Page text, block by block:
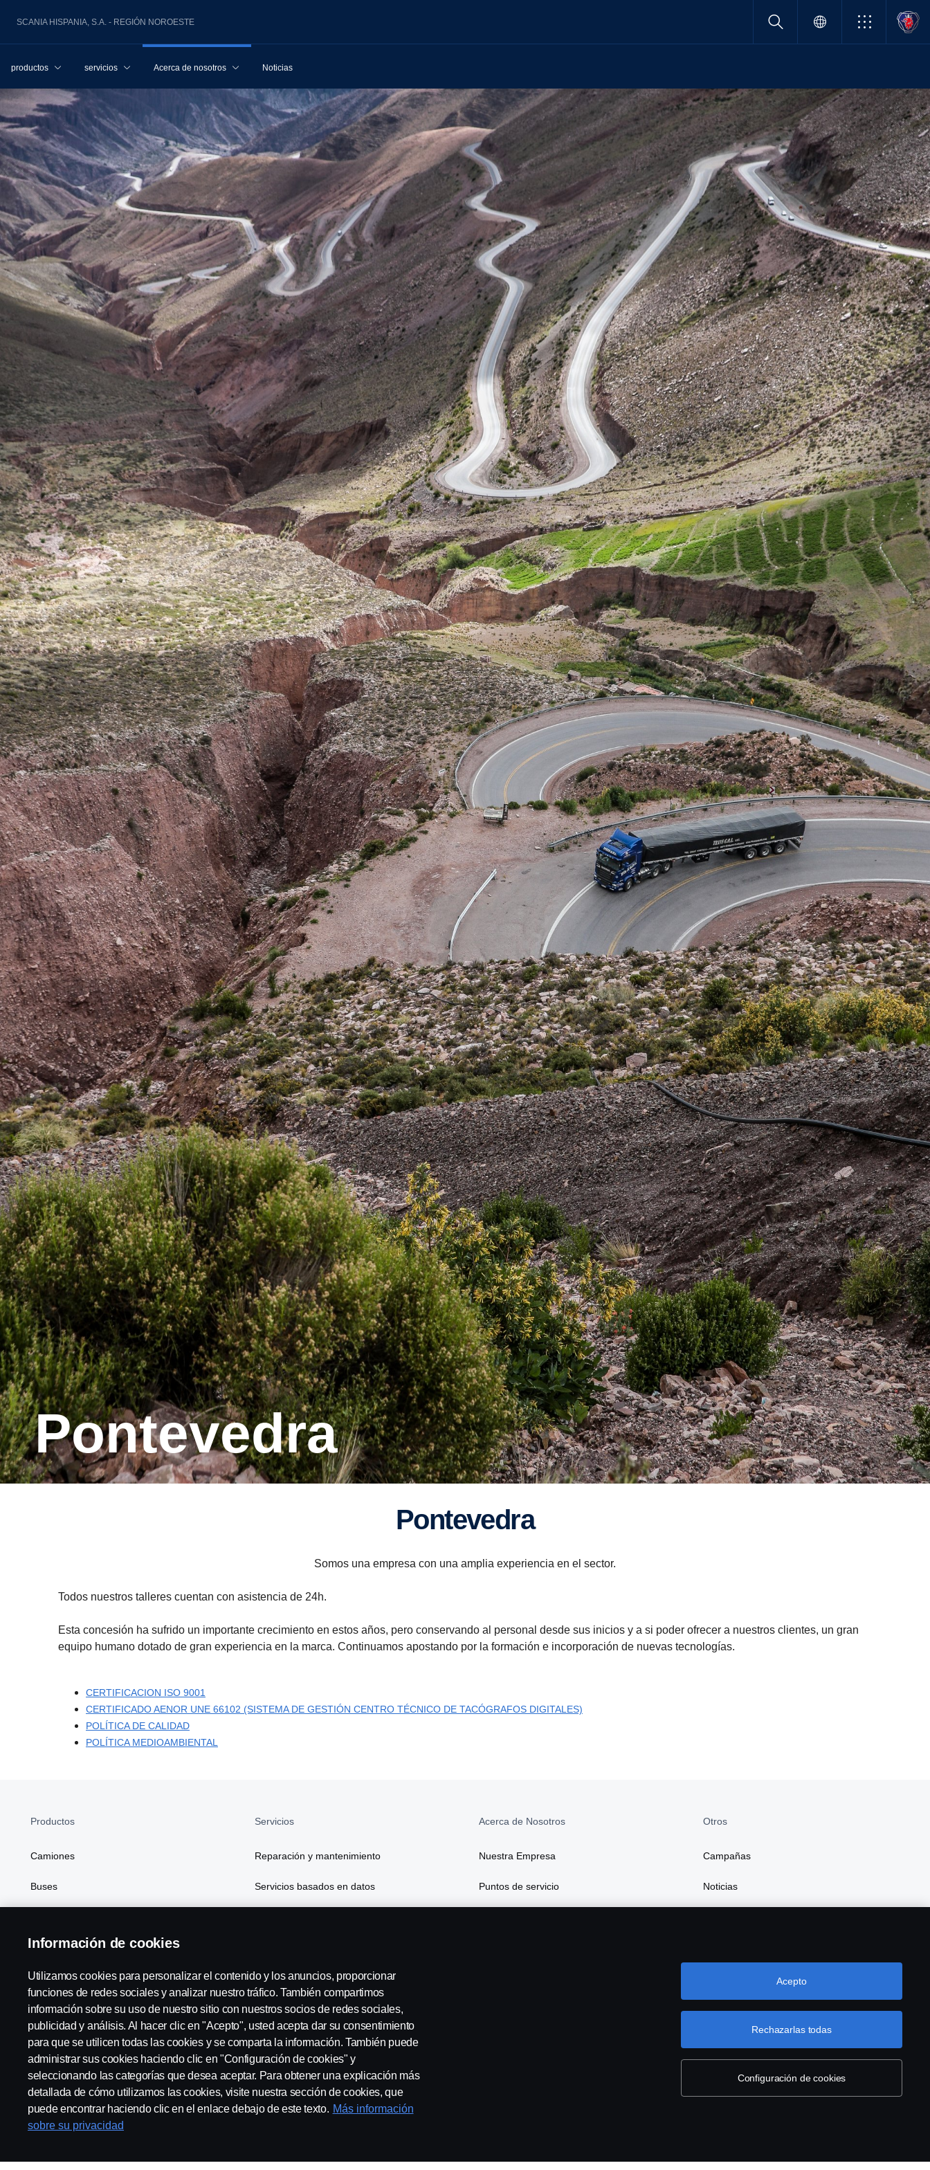
SCANIA HISPANIA, S.A. - REGIÓN NOROESTE
productos servicios Acerca de nosotros Noticias
Ponte­vedra
Ponte­vedra
Somos una empresa con una amplia experiencia en el sector.
Todos nuestros talleres cuentan con asistencia de 24h.
Esta concesión ha sufrido un importante crecimiento en estos años, pero conservando al personal desde sus inicios y a si poder ofrecer a nuestros clientes, un gran
equipo humano dotado de gran experiencia en la marca. Continuamos apostando por la formación e incorporación de nuevas tecnologías.
CERTIFICACION ISO 9001
CERTIFICADO AENOR UNE 66102 (SISTEMA DE GESTIÓN CENTRO TÉCNICO DE TACÓGRAFOS DIGITALES)
POLÍTICA DE CALIDAD
POLÍTICA MEDIOAMBIENTAL
Productos
Camiones
Buses
Atributos
Servicios
Reparación y mantenimiento
Servicios basados en datos
Acerca de Nosotros
Nuestra Empresa
Puntos de servicio
Otros
Campañas
Noticias
Scania in Your Region: Scania Hispania, S.A. - Región Noroeste
Aviso Legal Declaración de Privacidad Contacta con nosotros Whistleblowing
Información de cookies
Utilizamos cookies para personalizar el contenido y los anuncios, proporcionar
funciones de redes sociales y analizar nuestro tráfico. También compartimos
información sobre su uso de nuestro sitio con nuestros socios de redes sociales,
publicidad y análisis. Al hacer clic en "Acepto", usted acepta dar su consentimiento
para que se utilicen todas las cookies y se comparta la información. También puede
administrar sus cookies haciendo clic en "Configuración de cookies" y
seleccionando las categorías que desea aceptar. Para obtener una explicación más
detallada de cómo utilizamos las cookies, visite nuestra sección de cookies, que
puede encontrar haciendo clic en el enlace debajo de este texto. Más información
sobre su privacidad
Configuración de cookies
Rechazarlas todas
Acepto